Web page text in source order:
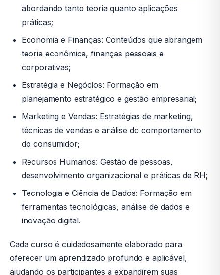
abordando tanto teoria quanto aplicações
práticas;
Economia e Finanças: Conteúdos que abrangem
teoria econômica, finanças pessoais e
corporativas;
Estratégia e Negócios: Formação em
planejamento estratégico e gestão empresarial;
Marketing e Vendas: Estratégias de marketing,
técnicas de vendas e análise do comportamento
do consumidor;
Recursos Humanos: Gestão de pessoas,
desenvolvimento organizacional e práticas de RH;
Tecnologia e Ciência de Dados: Formação em
ferramentas tecnológicas, análise de dados e
inovação digital.
Cada curso é cuidadosamente elaborado para
oferecer um aprendizado profundo e aplicável,
ajudando os participantes a expandirem suas